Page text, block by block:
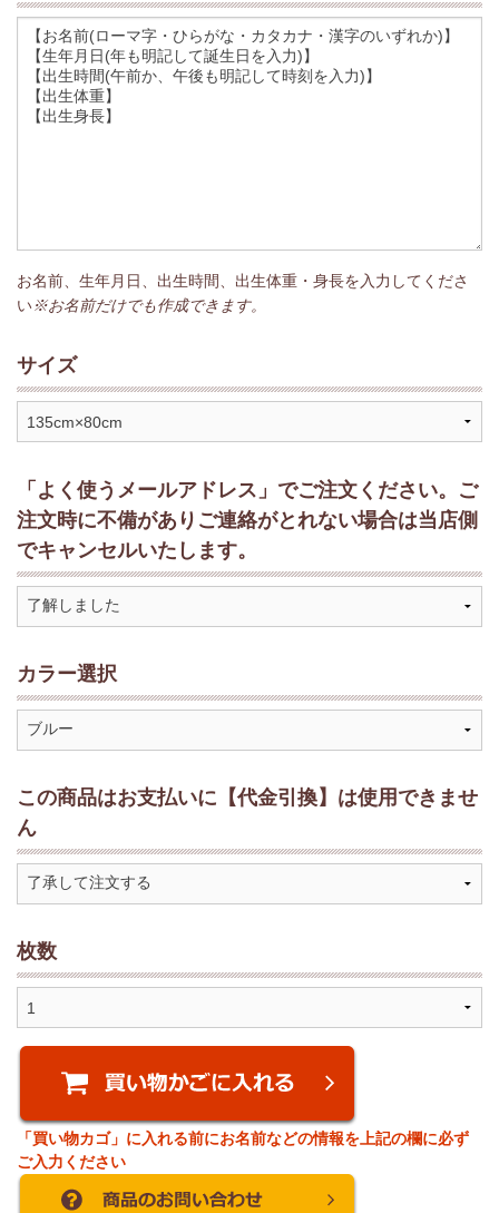
お名前、生年月日、出生時間、出生体重・身長を入力してくださ
い※お名前だけでも作成できます。
サイズ
「よく使うメールアドレス」でご注文ください。ご
注文時に不備がありご連絡がとれない場合は当店側
でキャンセルいたします。
カラー選択
この商品はお支払いに【代金引換】は使用できませ
ん
枚数
「買い物カゴ」に入れる前にお名前などの情報を上記の欄に必ず
ご入力ください